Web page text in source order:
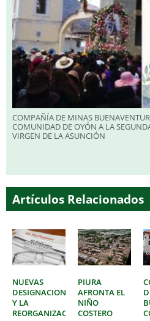
COMPAÑÍA DE MINAS
COMUNIDAD DE OYÓN A LA
VIRGEN DE LA ASUNCIÓN
Artículos Relacionados
NUEVAS
DESIGNACIONES
Y LA
REORGANIZACIÓN
PIURA
AFRONTA EL
NIÑO
COSTERO